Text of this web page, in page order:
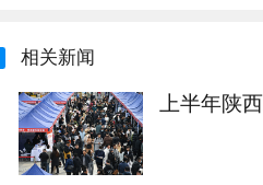
相关新闻
上半年陕